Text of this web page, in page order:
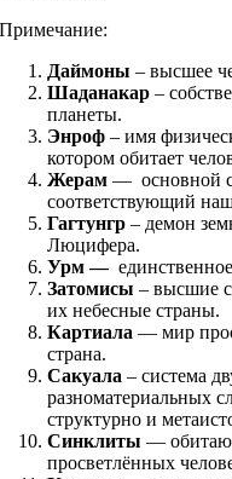
Примечание:
Даймоны – высшее
Шаданакар –
планеты.
Энроф – имя
котором обитает
Жерам — основной
соответствующий
Гагтунгр – демон
Люцифера.
Урм —
Затомисы – высшие
их небесные страны.
Картиала — мир
страна.
Сакуала – система
разноматериальных
структурно и
Синклиты —
просветлённых